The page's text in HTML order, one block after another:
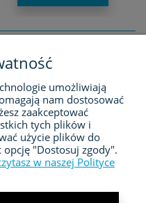
umożliwiają
nam dostosować
zaakceptować
tych plików i
użycie plików do
"Dostosuj zgody".
w naszej Polityce